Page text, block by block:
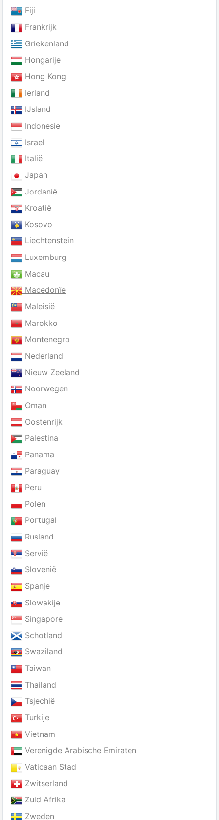
Fiji
Frankrijk
Griekenland
Hongarije
Hong Kong
Ierland
IJsland
Indonesie
Israel
Italië
Japan
Jordanië
Kroatië
Kosovo
Liechtenstein
Luxemburg
Macau
Macedonïe
Maleisië
Marokko
Montenegro
Nederland
Nieuw Zeeland
Noorwegen
Oman
Oostenrijk
Palestina
Panama
Paraguay
Peru
Polen
Portugal
Rusland
Servië
Slovenië
Spanje
Slowakije
Singapore
Schotland
Swaziland
Taiwan
Thailand
Tsjechië
Turkije
Vietnam
Verenigde Arabische Emiraten
Vaticaan Stad
Zwitserland
Zuid Afrika
Zweden